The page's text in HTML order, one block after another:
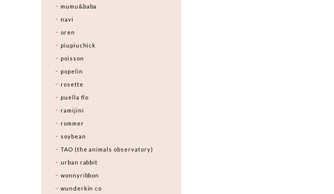
mumu&baba
navi
oren
piupiuchick
poisson
popelin
rosette
puella flo
ramijini
rommer
soybean
TAO (the animals observatory)
urban rabbit
wonnyribbon
wunderkin co